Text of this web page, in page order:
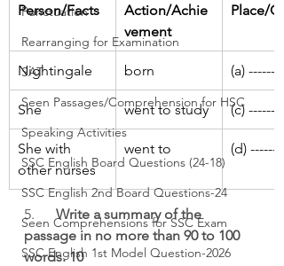
Punctuation
Rearranging for Examination
SAT
Seen Passages/Comprehension for HSC
Speaking Activities
SSC English Board Questions (24-18)
SSC English 2nd Board Questions-24
Seen Comprehensions for SSC Exam
SSC English 1st Model Question-2026
Person/Facts
Action/Achie
vement
Place/
Nightingale born (a) ------
She went to study (c) ------
She with
other nurses
went to (d) ------
5. Write a summary of the
passage in no more than 90 to 100
words. 10